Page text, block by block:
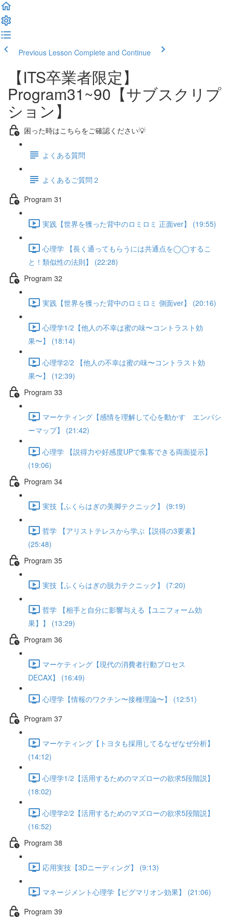
Previous Lesson Complete and Continue
【ITS卒業者限定】
Program31~90【サブスクリプ
ション】
困った時はこちらをご確認ください💡
よくある質問
よくあるご質問２
Program 31
実践【世界を獲った背中のロミロミ 正面ver】 (19:55)
心理学 【長く通ってもらうには共通点を◯◯するこ
と！類似性の法則】 (22:28)
Program 32
実践【世界を獲った背中のロミロミ 側面ver】 (20:16)
心理学1/2【他人の不幸は蜜の味〜コントラスト効
果〜】 (18:14)
心理学2/2 【他人の不幸は蜜の味〜コントラスト効
果〜】 (12:39)
Program 33
マーケティング【感情を理解して心を動かす エンパシ
ーマップ】 (21:42)
心理学 【説得力や好感度UPで集客できる両面提示】
(19:06)
Program 34
実技【ふくらはぎの美脚テクニック】 (9:19)
哲学 【アリストテレスから学ぶ【説得の3要素】
(25:48)
Program 35
実技【ふくらはぎの脱力テクニック】 (7:20)
哲学 【相手と自分に影響与える【ユニフォーム効
果】】 (13:29)
Program 36
マーケティング【現代の消費者行動プロセス
DECAX】 (16:49)
心理学【情報のワクチン〜接種理論〜】 (12:51)
Program 37
マーケティング【トヨタも採用してるなぜなぜ分析】
(14:12)
心理学1/2【活用するためのマズローの欲求5段階説】
(18:02)
心理学2/2【活用するためのマズローの欲求5段階説】
(16:52)
Program 38
応用実技【3Dニーディング】 (9:13)
マネージメント心理学【ピグマリオン効果】 (21:06)
Program 39